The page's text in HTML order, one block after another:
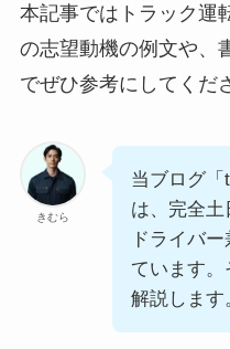
本記事ではトラック運
の志望動機の例文や、
でぜひ参考にしてくだ
きむら
当ブログ「
は、完全土
ドライバ
ています。
解説します